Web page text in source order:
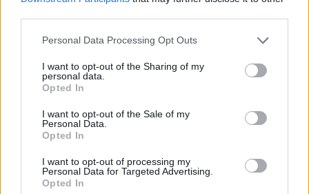
Please note that this website/app uses one or more Google
not limited to your visit or usage behaviour. You may click to
grant or deny consent to Google and its third-party tags to
use your data for below specified purposes in below Google
consent section.
Personal Data Processing Opt Outs
I want to opt-out of the Sharing of my
personal data.
Opted In
I want to opt-out of the Sale of my
Personal Data.
Opted In
I want to opt-out of processing my
Personal Data for Targeted Advertising.
Opted In
drammatico
incidente.
ARTICOLI CORRELATI